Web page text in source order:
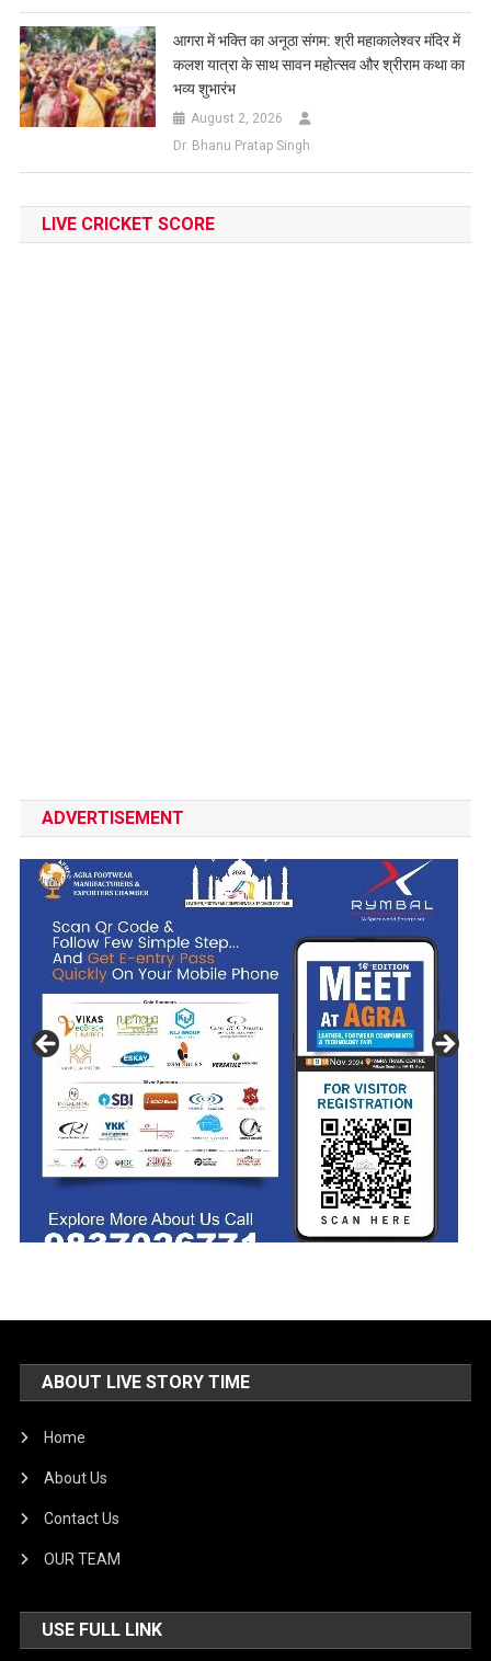
आगरा में भक्ति का अनूठा संगम: श्री महाकालेश्वर मंदिर में
कलश यात्रा के साथ सावन महोत्सव और श्रीराम कथा का
भव्य शुभारंभ
August 2, 2026
Dr. Bhanu Pratap Singh
LIVE CRICKET SCORE
ADVERTISEMENT
ABOUT LIVE STORY TIME
Home
About Us
Contact Us
OUR TEAM
USE FULL LINK